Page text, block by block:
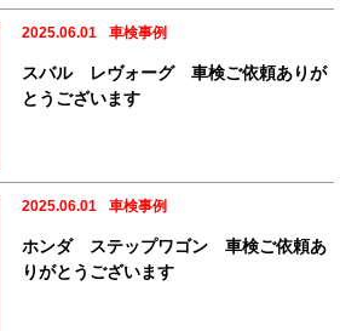
2025.06.01 車検事例
スバル レヴォーグ 車検ご依頼ありが
とうございます
2025.06.01 車検事例
ホンダ ステップワゴン 車検ご依頼あ
りがとうございます